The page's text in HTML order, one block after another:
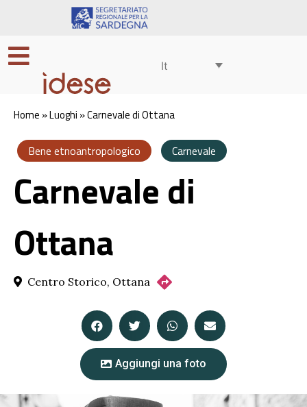
It
Home »Luoghi »Carnevale di Ottana
Bene etnoantropologico Carnevale
Carnevale di
Ottana
Centro Storico, Ottana
Aggiungi una foto